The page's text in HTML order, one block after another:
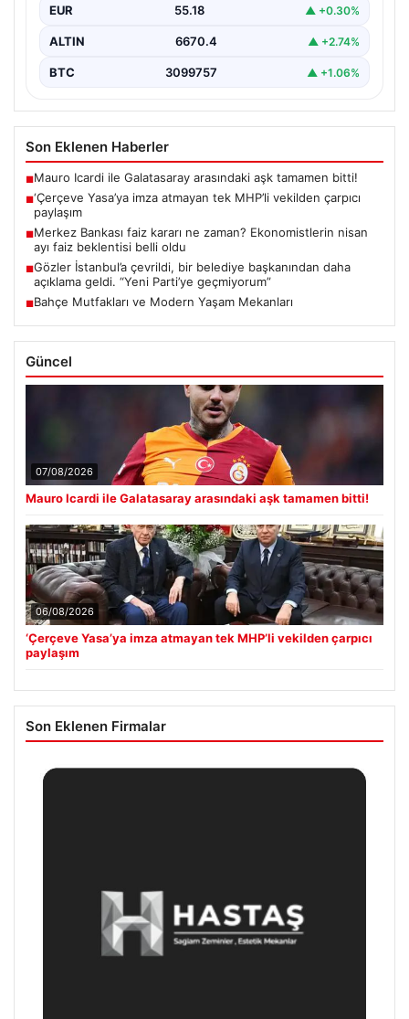
EUR 55.18 ▲ +0.30%
ALTIN 6670.4 ▲ +2.74%
BTC 3099757 ▲ +1.06%
Son Eklenen Haberler
■Mauro Icardi ile Galatasaray arasındaki aşk tamamen bitti!
■‘Çerçeve Yasa’ya imza atmayan tek MHP’li vekilden çarpıcı
paylaşım
■Merkez Bankası faiz kararı ne zaman? Ekonomistlerin nisan
ayı faiz beklentisi belli oldu
■Gözler İstanbul’a çevrildi, bir belediye başkanından daha
açıklama geldi. “Yeni Parti’ye geçmiyorum”
■Bahçe Mutfakları ve Modern Yaşam Mekanları
Güncel
07/08/2026
Mauro Icardi ile Galatasaray arasındaki aşk tamamen bitti!
06/08/2026
‘Çerçeve Yasa’ya imza atmayan tek MHP’li vekilden çarpıcı
paylaşım
Son Eklenen Firmalar